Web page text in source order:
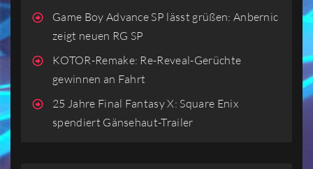
Game Boy Advance SP lässt grüßen: Anbernic
zeigt neuen RG SP
KOTOR-Remake: Re-Reveal-Gerüchte
gewinnen an Fahrt
25 Jahre Final Fantasy X: Square Enix
spendiert Gänsehaut-Trailer